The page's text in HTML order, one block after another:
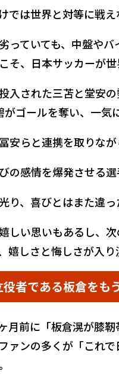
では世界と対等に戦え
っていても、中盤や
そ、日本サッカーが
入された三苫と堂安
ゴールを奪い、一気
安らと連携を取りな
の感情を爆発させる
り、喜びとはまた違っ
しい思いもあるし、
嬉しさと悔しさが入
役者である板倉をも
月前に「板倉滉が膝
ァンの多くが「これ